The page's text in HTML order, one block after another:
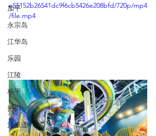
加平
永宗岛
江华岛
乐园
江陵
杨平
抱川
江原道
e55152b26541dc9f6cb5426e208bfd/720p/mp4
/file.mp4